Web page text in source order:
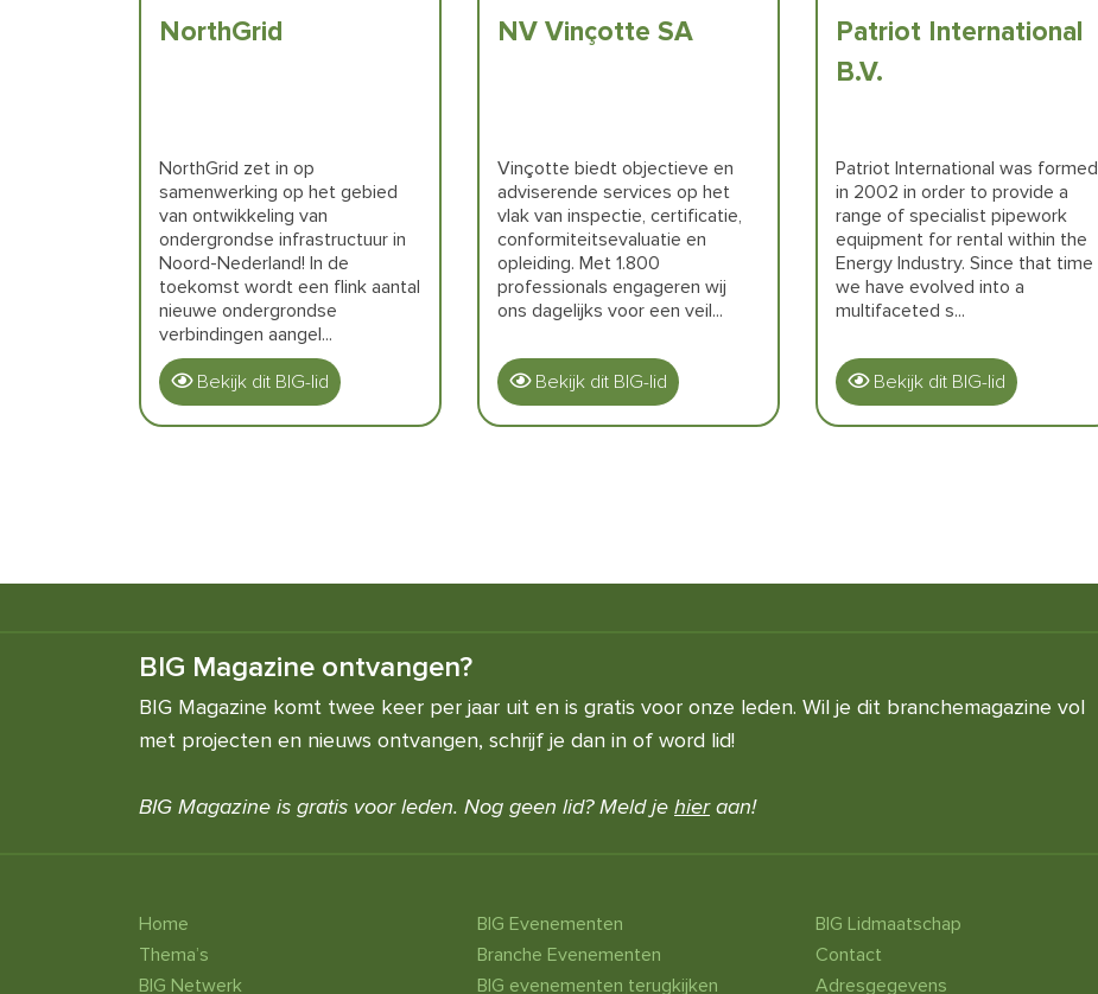
NorthGrid
NorthGrid zet in op
samenwerking op het gebied
van ontwikkeling van
ondergrondse infrastructuur in
Noord-Nederland! In de
toekomst wordt een flink aantal
nieuwe ondergrondse
verbindingen aangel...
Bekijk dit BIG-lid
NV Vinçotte SA
Vinçotte biedt objectieve en
adviserende services op het
vlak van inspectie, certificatie,
conformiteitsevaluatie en
opleiding. Met 1.800
professionals engageren wij
ons dagelijks voor een veil...
Bekijk dit BIG-lid
Patriot International
B.V.
Patriot International was formed
in 2002 in order to provide a
range of specialist pipework
equipment for rental within the
Energy Industry. Since that time
we have evolved into a
multifaceted s...
Bekijk dit BIG-lid
BIG Magazine ontvangen?
BIG Magazine komt twee keer per jaar uit en is gratis voor onze leden. Wil je dit branchemagazine vol
met projecten en nieuws ontvangen, schrijf je dan in of word lid!
BIG Magazine is gratis voor leden. Nog geen lid? Meld je hieraan!
Home
Thema’s
BIG Netwerk
BIG Evenementen
Branche Evenementen
BIG evenementen terugkijken
BIG Lidmaatschap
Contact
Adresgegevens